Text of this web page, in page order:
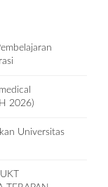
2026)
Universitas